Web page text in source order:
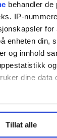
behandler de
IP-
for
enheten din,
og innhold
dine data
om
du kan
Tillat alle
selektert inn.
å ha disse
tall på.
til hun er 75
fra
i Ryanair